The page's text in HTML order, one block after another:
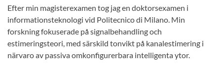
Efter min magisterexamen tog jag en doktorsexamen i
informationsteknologi vid Politecnico di Milano. Min
forskning fokuserade på signalbehandling och
estimeringsteori, med särskild tonvikt på kanalestimering i
närvaro av passiva omkonfigurerbara intelligenta ytor.